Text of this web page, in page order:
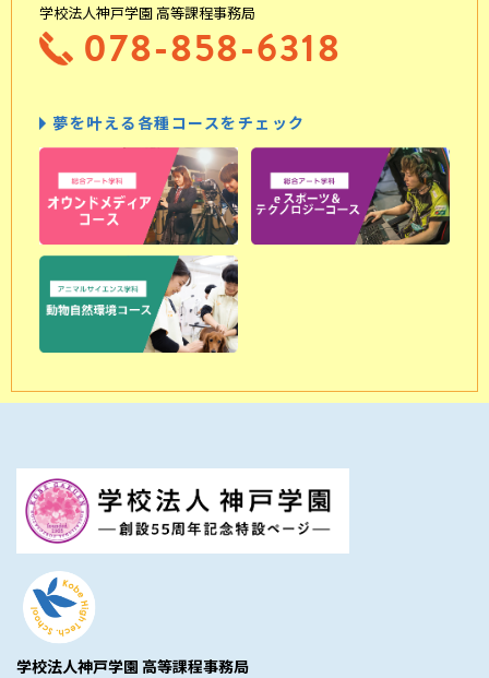
学校法人神戸学園 高等課程事務局
078-858-6318
夢を叶える各種コースをチェック
学校法人神戸学園 高等課程事務局